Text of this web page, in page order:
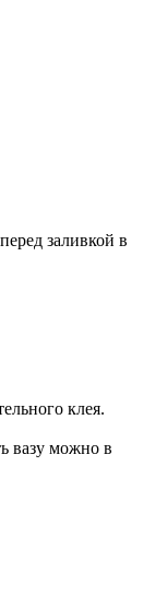
заливкой в
клея.
вазу можно в